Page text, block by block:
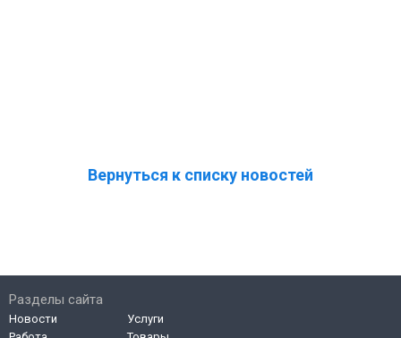
Вернуться к списку новостей
Разделы сайта
Новости
Услуги